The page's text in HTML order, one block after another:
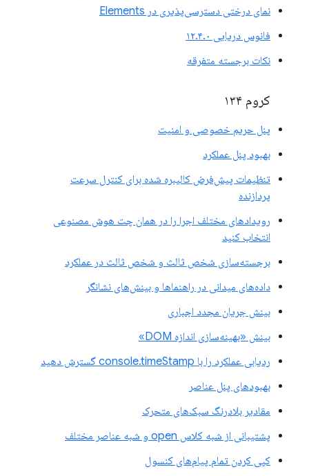
نمای درختی دسترسی‌پذیری در Elements
فانوس دریایی ۱۲.۴.۰
نکات برجسته متفرقه
کروم ۱۳۴
پنل حریم خصوصی و امنیت
بهبود پنل عملکرد
تنظیمات پیش‌فرض کالیبره شده برای کنترل سرعت
پردازنده
رویدادهای مختلف اجرا را در همان چت هوش مصنوعی
انتخاب کنید
برجسته‌سازی شخص ثالث و شخص ثالث در عملکرد
داده‌های میدانی در راهنماها و بینش‌های نشانگر
بینش جریان مجدد اجباری
بینش «بهینه‌سازی اندازه DOM»
ردیابی عملکرد را با console.timeStamp گسترش دهید
بهبودهای پنل عناصر
مقادیر بلادرنگ سبک‌های متحرک
پشتیبانی از شبه کلاس open و شبه عناصر مختلف
کپی کردن تمام پیام‌های کنسول